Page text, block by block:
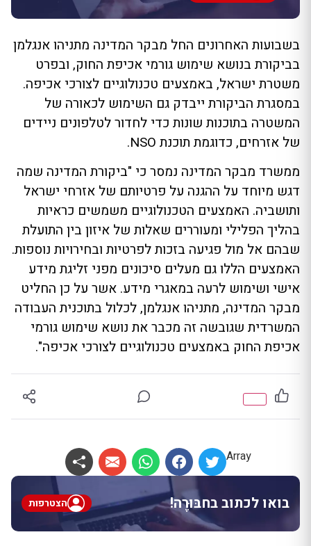
בשבועות האחרונים החל מבקר המדינה מתניהו אנגלמן
בביקורת בנושא שימוש גורמי אכיפת החוק, ובפרט
משטרת ישראל, באמצעים טכנולוגיים לצורכי אכיפה.
במסגרת הביקורת ייבדק גם השימוש לכאורה של
המשטרה בתוכנות שונות כדי לחדור לטלפונים ניידים
של אזרחים, כדוגמת תוכנת NSO.
ממשרד מבקר המדינה נמסר כי "ביקורת המדינה שמה
דגש מיוחד על ההגנה על פרטיותם של אזרחי ישראל
ותושביה. האמצעים הטכנולוגיים משמשים כראיות
בהליך הפלילי ומעוררים שאלות של איזון בין התועלת
שבהם אל מול פגיעה בזכות לפרטיות ובחירויות נוספות.
האמצעים הללו גם מעלים סיכונים מפני זליגת מידע
אישי ושימוש לרעה במאגרי מידע. אשר על כן החליט
מבקר המדינה, מתניהו אנגלמן, לכלול בתוכנית העבודה
המשרדית שגובשה זה מכבר את נושא שימוש גורמי
אכיפת החוק באמצעים טכנולוגיים לצורכי אכיפה".
Array
בואו לכתוב בחבּוּרֶה! הצטרפות